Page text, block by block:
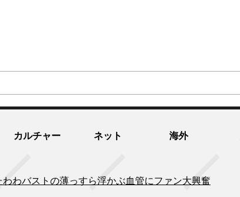
カルチャー ネット 海外
わバストの薄っすら浮かぶ血管にファン大興奮